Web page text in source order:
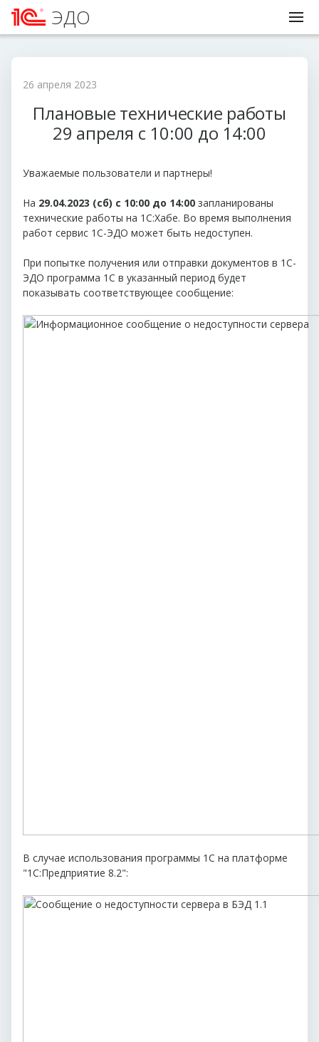
ЭДО
26 апреля 2023
Плановые технические работы
29 апреля с 10:00 до 14:00
Уважаемые пользователи и партнеры!
На 29.04.2023 (сб) с 10:00 до 14:00 запланированы
технические работы на 1С:Хабе. Во время выполнения
работ сервис 1С-ЭДО может быть недоступен.
При попытке получения или отправки документов в 1С-
ЭДО программа 1С в указанный период будет
показывать соответствующее сообщение:
В случае использования программы 1С на платформе
"1С:Предприятие 8.2":